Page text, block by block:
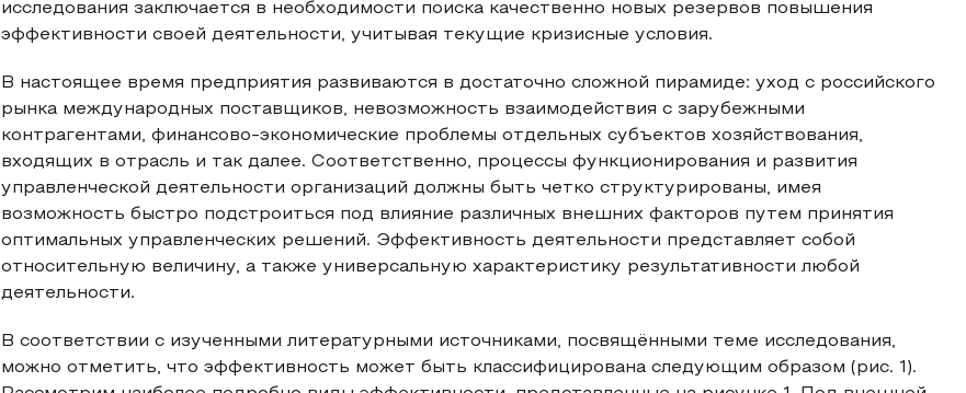
исследования заключается в необходимости поиска качественно новых резервов повышения
эффективности своей деятельности, учитывая текущие кризисные условия.
В настоящее время предприятия развиваются в достаточно сложной пирамиде: уход с российского
рынка международных поставщиков, невозможность взаимодействия с зарубежными
контрагентами, финансово-экономические проблемы отдельных субъектов хозяйствования,
входящих в отрасль и так далее. Соответственно, процессы функционирования и развития
управленческой деятельности организаций должны быть четко структурированы, имея
возможность быстро подстроиться под влияние различных внешних факторов путем принятия
оптимальных управленческих решений. Эффективность деятельности представляет собой
относительную величину, а также универсальную характеристику результативности любой
деятельности.
В соответствии с изученными литературными источниками, посвящёнными теме исследования,
можно отметить, что эффективность может быть классифицирована следующим образом (рис. 1).